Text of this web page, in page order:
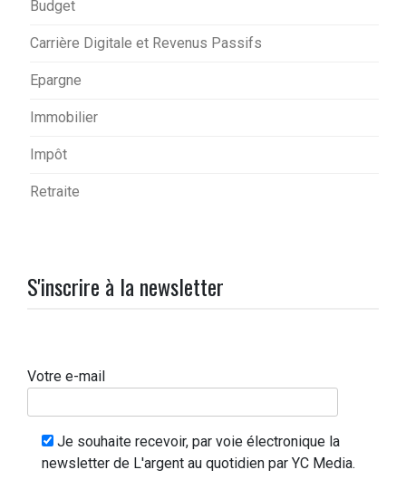
Budget
Carrière Digitale et Revenus Passifs
Epargne
Immobilier
Impôt
Retraite
S'inscrire à la newsletter
Votre e-mail
Je souhaite recevoir, par voie électronique la
newsletter de L'argent au quotidien par YC Media.